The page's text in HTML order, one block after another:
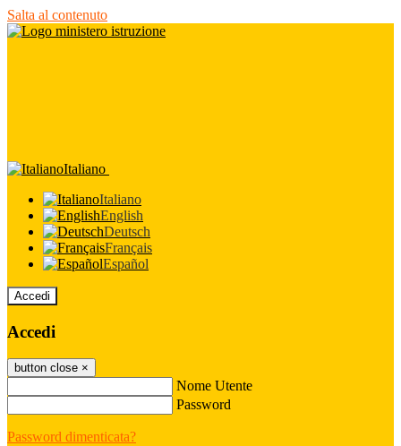
Salta al contenuto
Italiano
Italiano
English
Deutsch
Français
Español
Accedi
Accedi
button close ×
Nome Utente
Password
Password dimenticata?